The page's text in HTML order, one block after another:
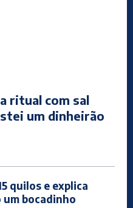
ritual com sal
um dinheirão
quilos e explica
um bocadinho